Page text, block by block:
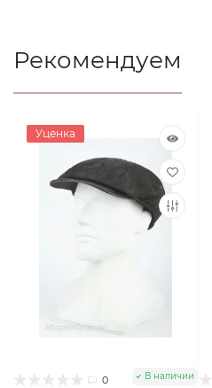
Рекомендуем
Уценка
0 В наличии